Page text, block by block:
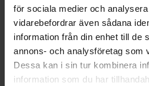
för sociala medier och
vidarebefordrar även sådana
information från din enhet till de
annons- och analysföretag som
Dessa kan i sin tur kombinera
information som du har
MER OM PRODUKTEN
STORLEKSGUIDE